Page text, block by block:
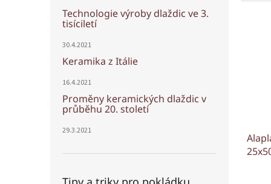
Technologie výroby dlaždic ve 3.
tisíciletí
30.4.2021
Keramika z Itálie
16.4.2021
Proměny keramických dlaždic v
průběhu 20. století
29.3.2021